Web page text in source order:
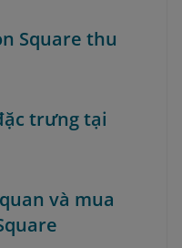
Square thu
trưng tại
và mua